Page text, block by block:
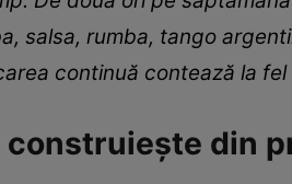
salsa, rumba, tango
continuă contează la
construiește din